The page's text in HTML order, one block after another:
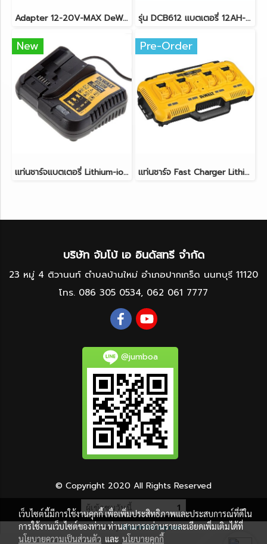
Adapter 12-20V-MAX DeWALT DCB090 รุ่น DCB612 แบตเตอรี่ 12AH-FLEXVOLT® 20V/60V MAX* DeWALT
New
เเท่นชาร์จแบตเตอรี่ Lithium-ion 10.8-18V XR DeWALT DCB1102
Pre-Order
เเท่นชาร์จ Fast Charger Lithium-ion 12/20/60V-MAX XR / XR FLEXVOLT DeWALT DCB104
บริษัท จัมโบ้ เอ อินดัสทรี จำกัด
23 หมู่ 4 ติวานนท์ ตำบลบ้านใหม่ อำเภอปากเกร็ด นนทบุรี 11120
โทร. 086 305 0534, 062 061 7777
@jumboa
© Copyright 2020 All Rights Reserved
ผู้เข้าชมวันนี้ 1
Powered byMakeWebEasy.com
เว็บไซต์นี้มีการใช้งานคุกกี้ เพื่อเพิ่มประสิทธิภาพและประสบการณ์ที่ดีใน
การใช้งานเว็บไซต์ของท่าน ท่านสามารถอ่านรายละเอียดเพิ่มเติมได้ที่
นโยบายความเป็นส่วนตัว และ นโยบายคุกกี้